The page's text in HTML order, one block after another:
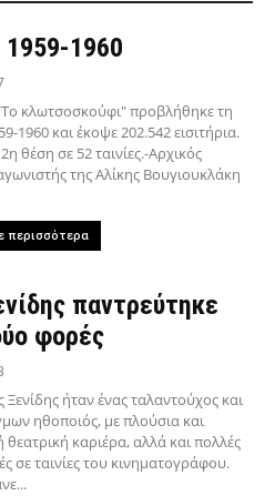
1960
κλωτσοσκούφι" προβλήθηκε τη
1960 και έκοψε 202.542 εισιτήρια.
θέση σε 52 ταινίες.-Αρχικός
της Αλίκης Βουγιουκλάκη
περισσότερα
παντρεύτηκε
φορές
ήταν ένας ταλαντούχος και
ηθοποιός, με πλούσια και
θεατρική καριέρα, αλλά και πολλές
σε ταινίες του κινηματογράφου.